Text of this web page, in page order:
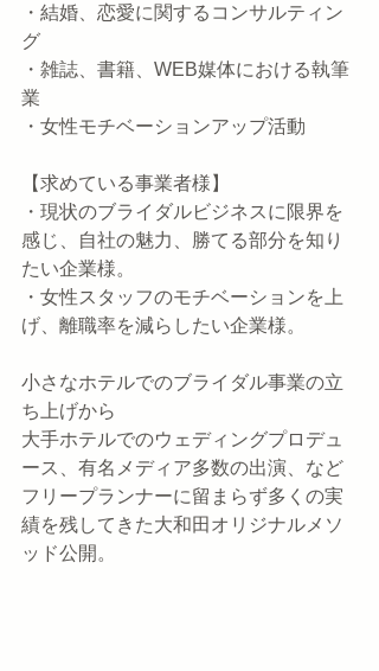
・結婚、恋愛に関するコンサルティン
グ
・雑誌、書籍、WEB媒体における執筆
業
・女性モチベーションアップ活動
【求めている事業者様】
・現状のブライダルビジネスに限界を
感じ、自社の魅力、勝てる部分を知り
たい企業様。
・女性スタッフのモチベーションを上
げ、離職率を減らしたい企業様。
小さなホテルでのブライダル事業の立
ち上げから
大手ホテルでのウェディングプロデュ
ース、有名メディア多数の出演、など
フリープランナーに留まらず多くの実
績を残してきた大和田オリジナルメソ
ッド公開。